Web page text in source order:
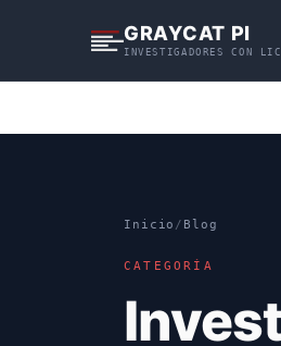
GRAYCAT PI
INVESTIGADORES CON
Inicio / Blog
CATEGORÍA